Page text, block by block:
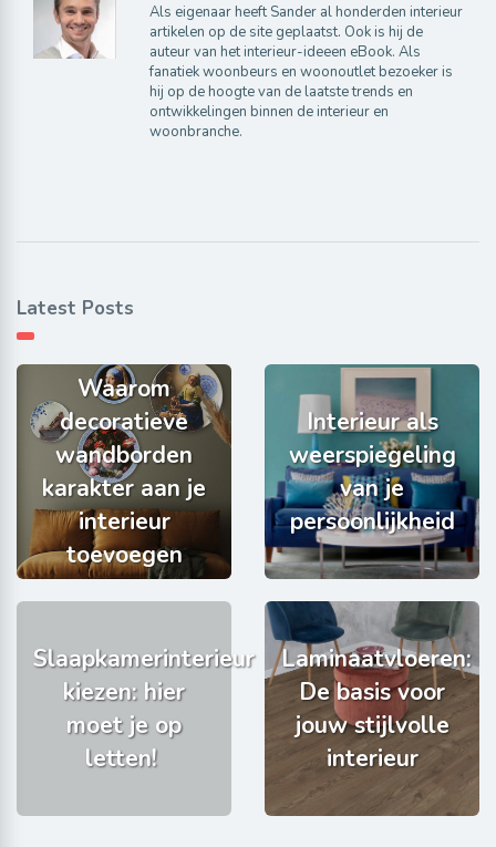
Als eigenaar heeft Sander al honderden interieur
artikelen op de site geplaatst. Ook is hij de
auteur van het interieur-ideeen eBook. Als
fanatiek woonbeurs en woonoutlet bezoeker is
hij op de hoogte van de laatste trends en
ontwikkelingen binnen de interieur en
woonbranche.
Latest Posts
Waarom
decoratieve
wandborden
karakter aan je
interieur
toevoegen
Interieur als
weerspiegeling
van je
persoonlijkheid
Slaapkamerinterieur
kiezen: hier
moet je op
letten!
Laminaatvloeren:
De basis voor
jouw stijlvolle
interieur